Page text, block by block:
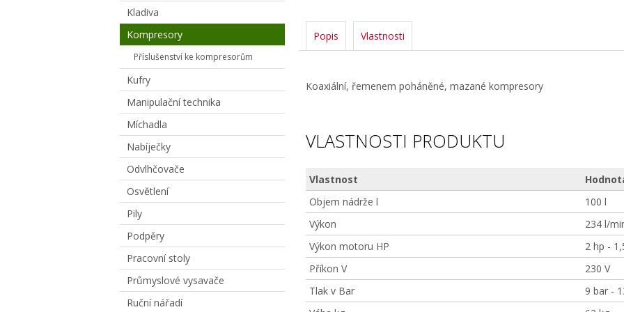
Popis Vlastnosti
Koaxiální, řemenem poháněné, mazané kompresory
VLASTNOSTI PRODUKTU
Vlastnost
Objem nádrže l
100 l
Výkon
234 l/
Výkon motoru HP
2 hp -
Příkon V
230 V
Tlak v Bar
9 bar -
Kladiva
Kompresory
Příslušenství ke kompresorům
Kufry
Manipulační technika
Míchadla
Nabíječky
Odvlhčovače
Osvětlení
Pily
Podpěry
Pracovní stoly
Průmyslové vysavače
Ruční nářadí